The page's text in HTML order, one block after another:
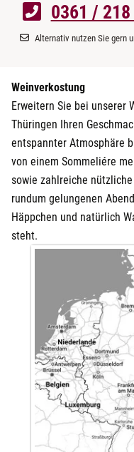
0361 /
Alternativ nutzen Sie gern
Weinverkostung
Erweitern Sie bei unserer
Thüringen Ihren
entspannter Atmosphäre
von einem Sommeliére
sowie zahlreiche
rundum gelungenen
Häppchen und natürlich
steht.